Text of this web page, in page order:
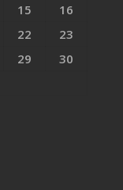
15
16
22
23
29
30